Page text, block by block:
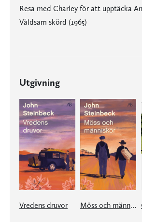
Resa med Charley för att upptäcka
Våldsam skörd (1965)
Utgivning
Vredens druvor Möss och människor